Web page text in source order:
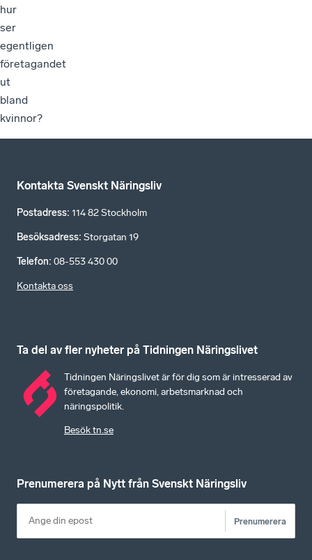
hur
ser
egentligen
företagandet
ut
bland
kvinnor?
Kontakta Svenskt Näringsliv
Postadress: 114 82 Stockholm
Besöksadress: Storgatan 19
Telefon: 08-553 430 00
Kontakta oss
Ta del av fler nyheter på Tidningen Näringslivet
Tidningen Näringslivet är för dig som är intresserad av
företagande, ekonomi, arbetsmarknad och
näringspolitik.
Besök tn.se
Prenumerera på Nytt från Svenskt Näringsliv
Prenumerera